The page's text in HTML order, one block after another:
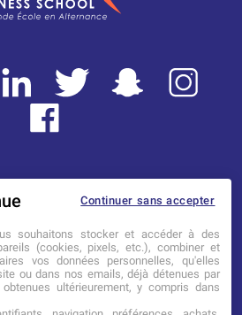
légales Tarifs CGI
d’Enseignement
Technique Privé
Continuer sans accepter
souhaitons stocker et accéder à des
(cookies, pixels, etc.), combiner et
vos données personnelles, qu'elles
ou dans nos emails, déjà détenues par
ultérieurement, y compris dans